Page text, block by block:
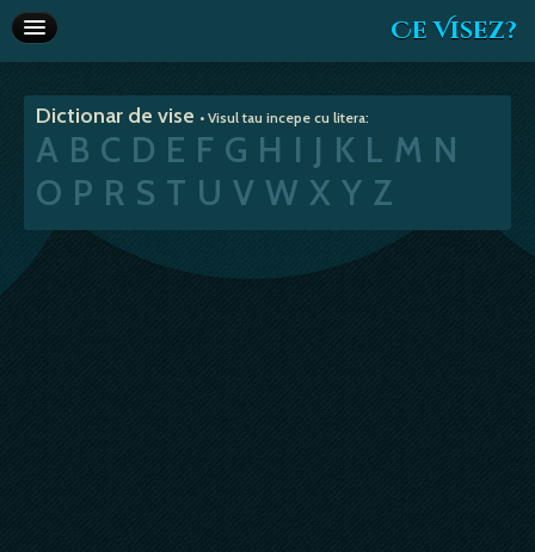
Ce Visez?
Interpretare vise
Articole
Va recomandam
Dictionar de vise • Visul tau incepe cu litera:
A B C D E F G H I J K L M N
O P R S T U V W X Y Z